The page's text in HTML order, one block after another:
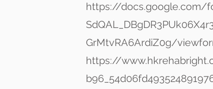
https://docs.google.com/
GrMtvRA6ArdiZ0g/
https://